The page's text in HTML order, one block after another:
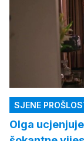
SJENE
Olga